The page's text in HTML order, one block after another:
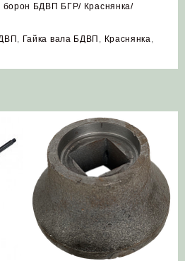
борон БДВП БГР/ Краснянка/
Гайка вала БДВП Краснянка